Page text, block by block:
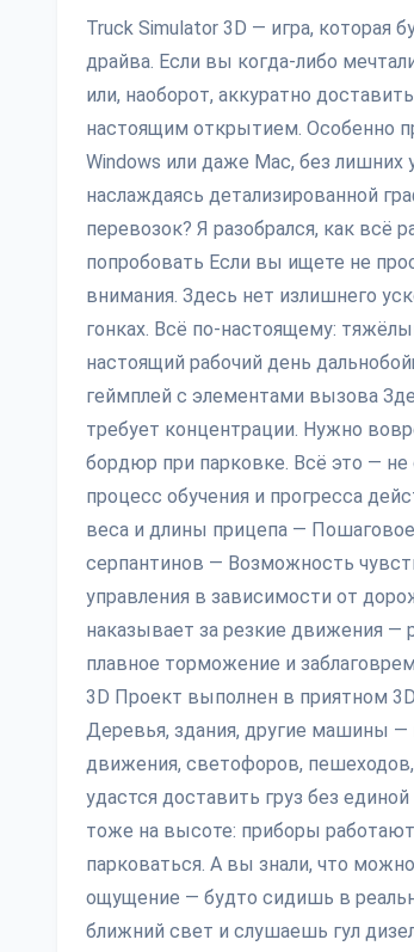
Truck Simulator 3D — игра, которая
драйва. Если вы когда-либо
или, наоборот, аккуратно
настоящим открытием. Особенно
Windows или даже Mac, без лишних
наслаждаясь детализированной
перевозок? Я разобрался, как всё
попробовать Если вы ищете не
внимания. Здесь нет излишнего
гонках. Всё по-настоящему:
настоящий рабочий день
геймплей с элементами вызова
требует концентрации. Нужно
бордюр при парковке. Всё это — не
процесс обучения и прогресса
веса и длины прицепа —
серпантинов — Возможность
управления в зависимости от
наказывает за резкие движения —
плавное торможение и
3D Проект выполнен в приятном
Деревья, здания, другие машины —
движения, светофоров, пешеходов,
удастся доставить груз без
тоже на высоте: приборы
парковаться. А вы знали, что
ощущение — будто сидишь в
ближний свет и слушаешь гул